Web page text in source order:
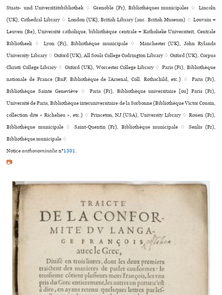
Staats- und Universitätsbibliothek ♢ Grenoble (Fr), Bibliothèques muni­ci­pa­les ♢ Lincoln
(UK), Cathedral Library ♢ London (UK), British Library (anc. British Museum) ♢ Louvain =
Leuven (Be), Université catholique, bibliothèque centrale = Katholieke Universiteit, Centrale
Bibliotheek ♢ Lyon (Fr), Bibliothèque muni­ci­pale ♢ Manchester (UK), John Rylands
University Library ♢ Oxford (UK), All Souls College Codrington Library ♢ Oxford (UK), Corpus
Christi College Library ♢ Oxford (UK), Worcester College Library ♢ Paris (Fr), Bibliothèque
nationale de France (BnF, Bibliothèque de l’Arsenal, Coll. Rothschild, etc.) ♢ Paris (Fr),
Bibliothèque Sainte Geneviève ♢ Paris (Fr), Bibliothèque uni­ver­si­taire [ou] Paris (Fr),
Université de Paris, Bibliothèque inte­ru­ni­ver­si­taire de la Sorbonne (Bibliothèque Victor Cousin,
collection dite « Richelieu », etc.) ♢ Princeton, NJ (USA), University Library ♢ Rouen (Fr),
Bibliothèque muni­ci­pale ♢ Saint-Quentin (Fr), Bibliothèque muni­ci­pale ♢ Senlis (Fr),
Bibliothèque muni­ci­pale ♢
Noticeanthonominalien°1301.
📷